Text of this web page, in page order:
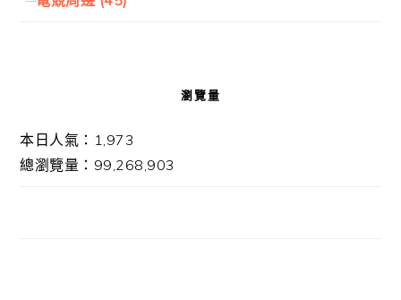
瀏覽量
本日人氣：1,973
總瀏覽量：99,268,903